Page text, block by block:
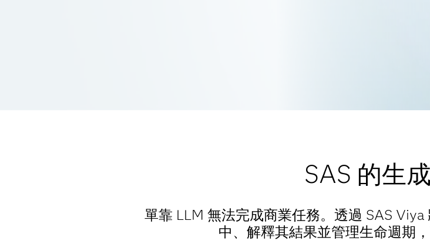
SAS 的生
單靠 LLM 無法完成商業任務。透過 SAS
中、解釋其結果並管理生命週期